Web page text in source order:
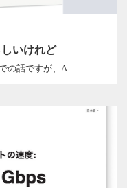
いけれど
の話ですが、A...